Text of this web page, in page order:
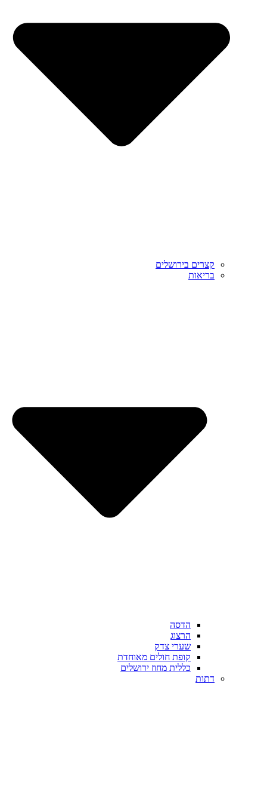
קצרים בירושלים
בריאות
הדסה
הרצוג
שערי צדק
קופת חולים מאוחדת
כללית מחוז ירושלים
דתות